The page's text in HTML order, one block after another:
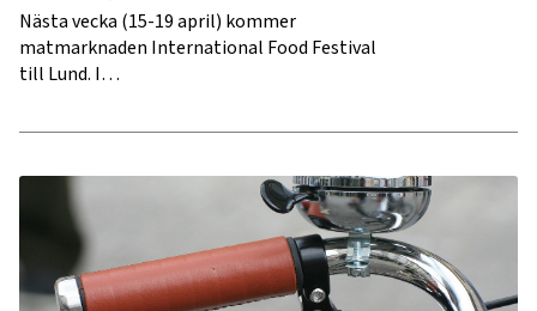
Nästa vecka (15-19 april) kommer
matmarknaden International Food Festival
till Lund. I…